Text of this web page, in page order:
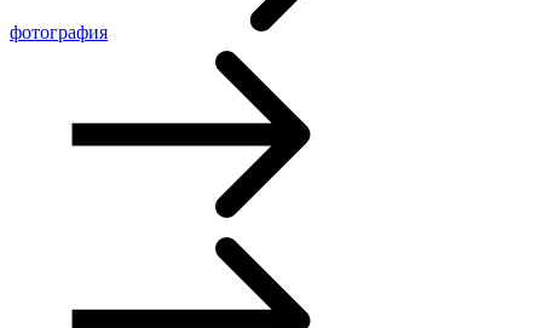
фотография